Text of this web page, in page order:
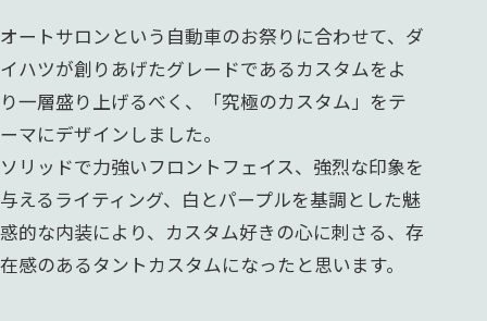
オートサロンという自動車のお祭りに合わせて、ダ
イハツが創りあげたグレードであるカスタムをよ
り一層盛り上げるべく、「究極のカスタム」をテ
ーマにデザインしました。
ソリッドで力強いフロントフェイス、強烈な印象を
与えるライティング、白とパープルを基調とした魅
惑的な内装により、カスタム好きの心に刺さる、存
在感のあるタントカスタムになったと思います。